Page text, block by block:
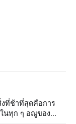
งที่ช้าที่สุดคือการ
นทุก ๆ อณูของ